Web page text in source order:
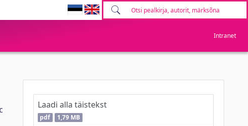
Intranet
Laadi alla täistekst
pdf 1,79 MB